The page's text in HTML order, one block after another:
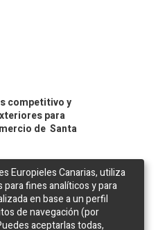
competitivo y
para
de Santa
Europieles Canarias, utiliza
fines analíticos y para
en base a un perfil
de navegación (por
aceptarlas todas,